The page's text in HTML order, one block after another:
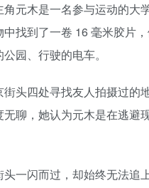
元木是一名参与运动的大
找到了一卷 16 毫米胶片
园、行驶的电车。
头四处寻找友人拍摄过的
聊，她认为元木是在逃避
一闪而过，却始终无法追